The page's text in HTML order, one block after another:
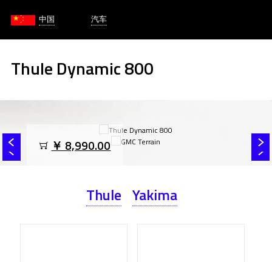
中国 汽车
Thule Dynamic 800
￥ 8,990.00
Thule Yakima